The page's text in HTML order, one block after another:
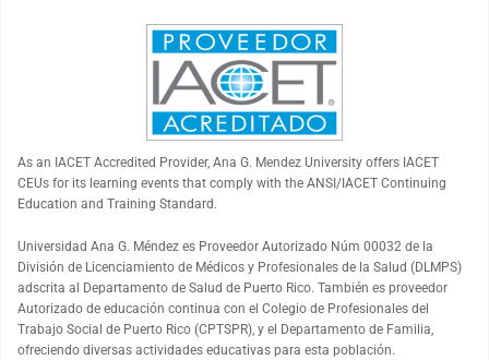
As an IACET Accredited Provider, Ana G. Mendez University offers IACET
CEUs for its learning events that comply with the ANSI/ IACET Continuing
Education and Training Standard.
Universidad Ana G. Méndez es Proveedor Autorizado Núm 00032 de la
División de Licenciamiento de Médicos y Profesionales de la Salud (DLMPS)
adscrita al Departamento de Salud de Puerto Rico. También es proveedor
Autorizado de educación continua con el Colegio de Profesionales del
Trabajo Social de Puerto Rico (CPTSPR), y el Departamento de Familia,
ofreciendo diversas actividades educativas para esta población.